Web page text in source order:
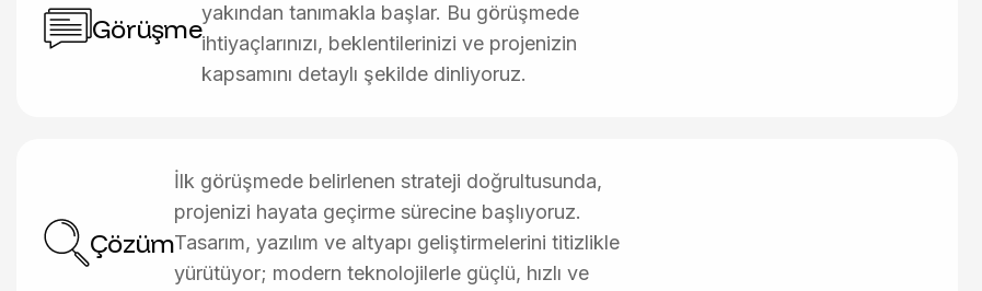
Görüşmeyakından tanımakla başlar. Bu görüşmede
ihtiyaçlarınızı, beklentilerinizi ve projenizin
kapsamını detaylı şekilde dinliyoruz.
Çözüm
İlk görüşmede belirlenen strateji doğrultusunda,
projenizi hayata geçirme sürecine başlıyoruz.
Tasarım, yazılım ve altyapı geliştirmelerini titizlikle
yürütüyor; modern teknolojilerle güçlü, hızlı ve